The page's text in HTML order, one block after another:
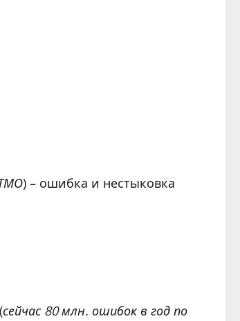
) – ошибка и нестыковка
сейчас 80 млн. ошибок в год по